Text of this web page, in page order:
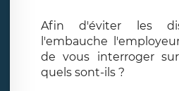
Afin d'éviter les
l'embauche
de vous interroger
quels sont-ils ?